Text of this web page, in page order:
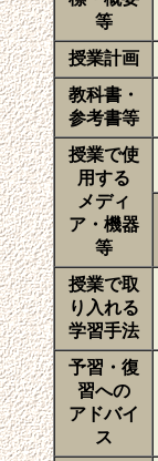
等
授業計画
教科書・
参考書等
授業で使
用する
メディ
ア・機器
等
授業で取
り入れる
学習手法
予習・復
習への
アドバイ
ス